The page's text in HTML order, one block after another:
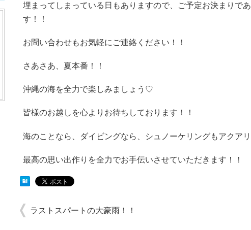
埋まってしまっている日もありますので、ご予定お決まりで
す！！
お問い合わせもお気軽にご連絡ください！！
さあさあ、夏本番！！
沖縄の海を全力で楽しみましょう♡
皆様のお越しを心よりお待ちしております！！
海のことなら、ダイビングなら、シュノーケリングもアクア
最高の思い出作りを全力でお手伝いさせていただきます！！
ラストスパートの大豪雨！！